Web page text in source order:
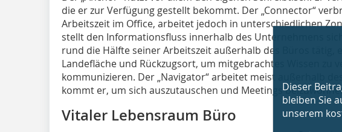
die er zur Verfügung gestellt bekommt. Der „Connector“
Arbeitszeit im Office, arbeitet jedoch in unterschiedlichen
stellt den Informationsfluss innerhalb des Unternehmens
rund die Hälfte seiner Arbeitszeit außerhalb des Büros tätig,
Landefläche und Rückzugsort, um mitgebrachtes Wissen zu
kommunizieren. Der „Navigator“ arbeitet meist außerhalb des
kommt er, um sich auszutauschen und Meetings
Vitaler Lebensraum Büro
»
»
» jederzeit